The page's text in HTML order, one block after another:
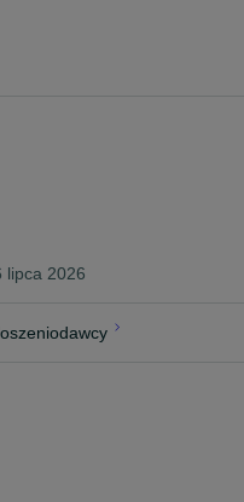
lipca 2026